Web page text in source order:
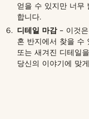
얻을 수 있지만 너무
합니다.
디테일 마감– 이것은
혼 반지에서 찾을 수
또는 새겨진 디테일
당신의 이야기에 맞